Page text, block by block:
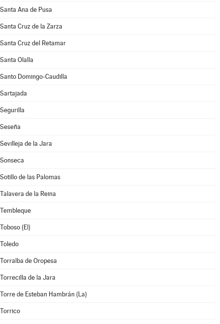
Santa Ana de Pusa
Santa Cruz de la Zarza
Santa Cruz del Retamar
Santa Olalla
Santo Domingo-Caudilla
Sartajada
Segurilla
Seseña
Sevilleja de la Jara
Sonseca
Sotillo de las Palomas
Talavera de la Reina
Tembleque
Toboso (El)
Toledo
Torralba de Oropesa
Torrecilla de la Jara
Torre de Esteban Hambrán (La)
Torrico